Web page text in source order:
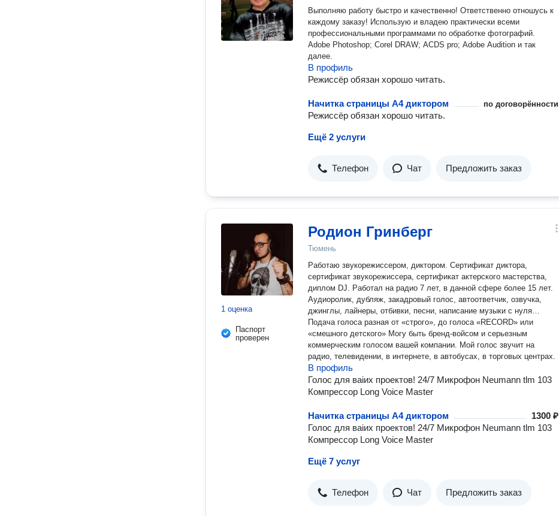
Выполняю работу быстро и качественно! Ответственно отношусь к
каждому заказу! Использую и владею практически всеми
профессиональными программами по обработке фотографий.
Adobe Photoshop; Corel DRAW; ACDS pro; Adobe Audition и так
далее.
В профиль
Режиссёр обязан хорошо читать.
Начитка страницы A4 диктором по договорённости
Режиссёр обязан хорошо читать.
Ещё 2 услуги
Телефон Чат Предложить заказ
1 оценка
Паспорт
проверен
Родион Гринберг
Тюмень
Работаю звукорежиссером, диктором. Сертификат диктора,
сертификат звукорежиссера, сертификат актерского мастерства,
диплом DJ. Работал на радио 7 лет, в данной сфере более 15 лет.
Аудиоролик, дубляж, закадровый голос, автоответчик, озвучка,
джинглы, лайнеры, отбивки, песни, написание музыки с нуля…
Подача голоса разная от «строго», до голоса «RECORD» или
«смешного детского» Могу быть бренд-войсом и серьезным
коммерческим голосом вашей компании. Мой голос звучит на
радио, телевидении, в интернете, в автобусах, в торговых центрах.
В профиль
Голос для ваiих проектов! 24/7 Микрофон Neumann tlm 103
Компрессор Long Voice Master
Начитка страницы A4 диктором
1300 ₽
Голос для ваiих проектов! 24/7 Микрофон Neumann tlm 103
Компрессор Long Voice Master
Ещё 7 услуг
Телефон Чат Предложить заказ